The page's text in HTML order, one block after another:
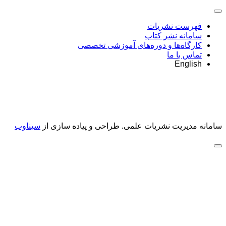
فهرست نشریات
سامانه نشر کتاب
کارگاه‌ها و دوره‌های آموزشی تخصصی
تماس با ما
English
سامانه مدیریت نشریات علمی. طراحی و پیاده سازی از سیناوب